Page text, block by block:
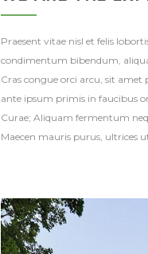
Praesent vitae nisl et felis
condimentum bibendum,
Cras congue orci arcu, sit amet
ante ipsum primis in faucibus
Curae; Aliquam fermentum
Maecen mauris purus, ultrices